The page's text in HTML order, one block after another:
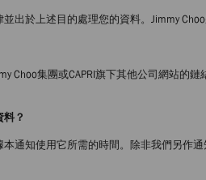
出於上述目的處理您的資料。Jimmy
Choo集團或CAPRI旗下其他公司網站的
？
通知使用它所需的時間。除非我們另作